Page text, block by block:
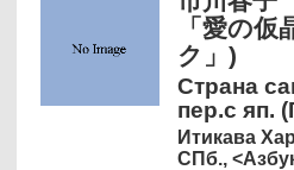
「愛の
ク」)
Страна
пер.с яп.
Итикава
СПб.,